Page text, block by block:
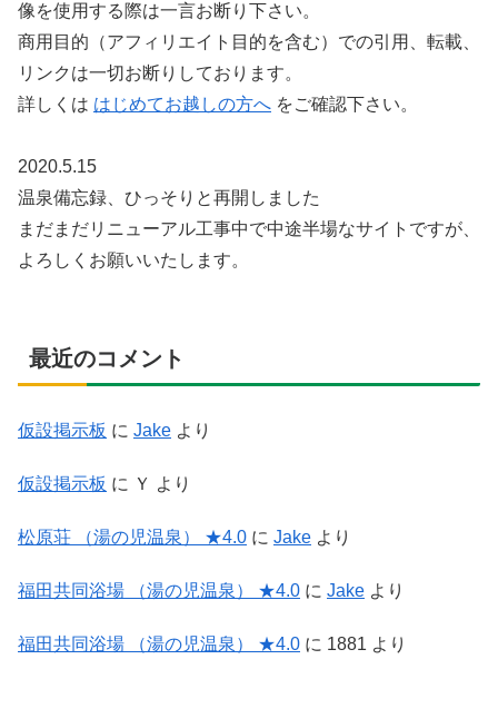
像を使用する際は一言お断り下さい。
商用目的（アフィリエイト目的を含む）での引用、転載、
リンクは一切お断りしております。
詳しくは はじめてお越しの方へ をご確認下さい。
2020.5.15
温泉備忘録、ひっそりと再開しました
まだまだリニューアル工事中で中途半場なサイトですが、
よろしくお願いいたします。
最近のコメント
仮設掲示板 に Jake より
仮設掲示板 に Ｙ より
松原荘 （湯の児温泉） ★4.0 に Jake より
福田共同浴場 （湯の児温泉） ★4.0 に Jake より
福田共同浴場 （湯の児温泉） ★4.0 に 1881 より